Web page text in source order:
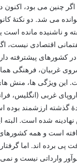
چنین می بود، اکنون
می شد. دو نکتۀ
و ناشنیده مانده
اقتصادی نیست،
کشورهای پیشترفته
غربیان، فرهنگی
این ویژگی ها، منش
غربی (انگلیس،
گذشته ارزشمند
شده است. البته
است و همه
پی برده اند. اما
وارداتی نیست و نمی